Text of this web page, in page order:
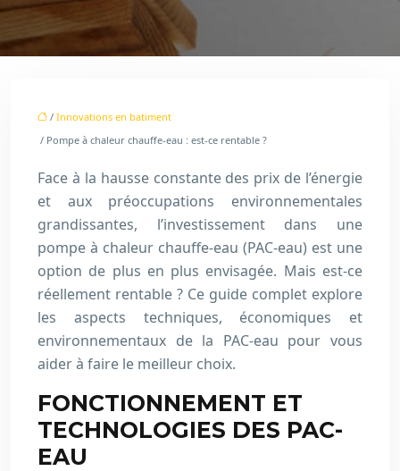
/ Innovations en batiment
/ Pompe à chaleur chauffe-eau : est-ce rentable ?
Face à la hausse constante des prix de l’énergie
et aux préoccupations environnementales
grandissantes, l’investissement dans une
pompe à chaleur chauffe-eau (PAC-eau) est une
option de plus en plus envisagée. Mais est-ce
réellement rentable ? Ce guide complet explore
les aspects techniques, économiques et
environnementaux de la PAC-eau pour vous
aider à faire le meilleur choix.
FONCTIONNEMENT ET
TECHNOLOGIES DES PAC-
EAU